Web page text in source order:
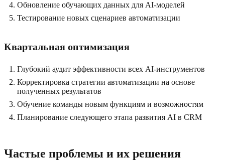
Обновление обучающих данных для AI-моделей
Тестирование новых сценариев автоматизации
Квартальная оптимизация
Глубокий аудит эффективности всех AI-инструментов
Корректировка стратегии автоматизации на основе
полученных результатов
Обучение команды новым функциям и возможностям
Планирование следующего этапа развития AI в CRM
Частые проблемы и их решения